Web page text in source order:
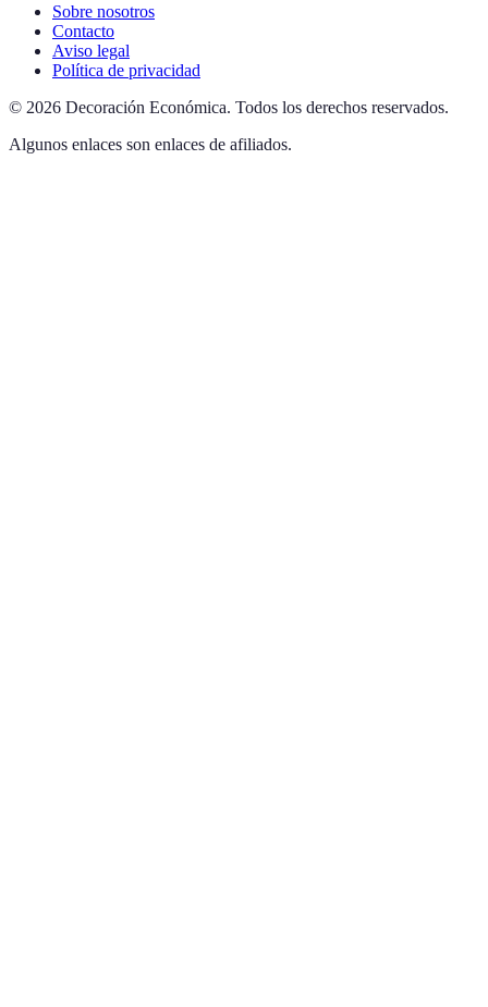
Sobre nosotros
Contacto
Aviso legal
Política de privacidad
© 2026 Decoración Económica. Todos los derechos reservados.
Algunos enlaces son enlaces de afiliados.